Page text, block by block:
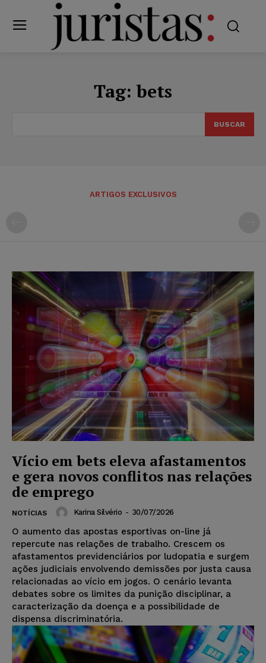
Tag:bets
BUSCAR
ARTIGOS EXCLUSIVOS
Vício em bets eleva afastamentos
e gera novos conflitos nas relações
de emprego
NOTÍCIAS Karina Silvério - 30/07/2026
O aumento das apostas esportivas on-line já
repercute nas relações de trabalho. Crescem os
afastamentos previdenciários por ludopatia e surgem
ações judiciais envolvendo demissões por justa causa
relacionadas ao vício em jogos. O cenário levanta
debates sobre os limites da punição disciplinar, a
caracterização da doença e a possibilidade de
dispensa discriminatória.